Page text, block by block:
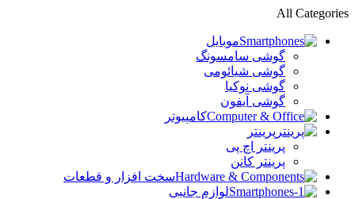
All Categories
موبایل
گوشی سامسونگ
گوشی شیائومی
گوشی نوکیا
گوشی آیفون
کامپیوتر
پرینتر
پرینتر اچ پی
پرینتر کانن
سخت افزار و قطعات
لوازم جانبی